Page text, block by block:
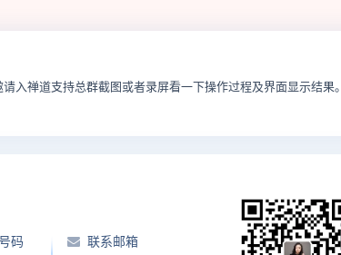
入禅道支持总群截图或者录屏看一下操作过程及界面显示结果。
码 联系邮箱